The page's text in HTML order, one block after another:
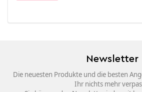
Newsletter
Die neuesten Produkte und die besten
Ihr nichts mehr